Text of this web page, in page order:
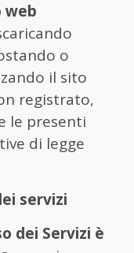
web
o
il sito
registrato,
le presenti
di legge
servizi
dei Servizi è